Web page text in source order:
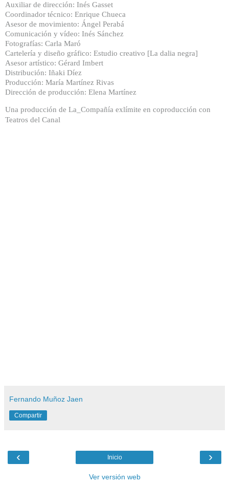
Auxiliar de dirección: Inés Gasset
Coordinador técnico: Enrique Chueca
Asesor de movimiento: Ángel Perabá
Comunicación y vídeo: Inés Sánchez
Fotografías: Carla Maró
Cartelería y diseño gráfico: Estudio creativo [La dalia negra]
Asesor artístico: Gérard Imbert
Distribución: Iñaki Díez
Producción: María Martínez Rivas
Dirección de producción: Elena Martínez
Una producción de La_Compañía exlímite en coproducción con
Teatros del Canal
Fernando Muñoz Jaen
Compartir
‹ ›
Inicio
Ver versión web